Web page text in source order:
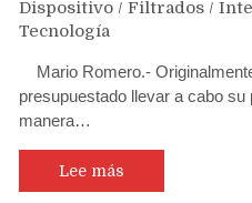
Dispositivo / Filtrados /
Tecnología
Mario Romero.-
presupuestado llevar a cabo
manera…
Lee más